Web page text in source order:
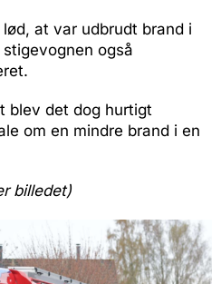
at var udbrudt brand i
også
blev det dog hurtigt
om en mindre brand i en
billedet)